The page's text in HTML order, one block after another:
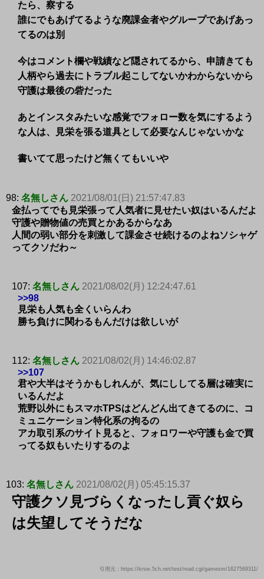
たら、察する
誰にでもあげてるような廃課金者やグループであげあっ
てるのは別
今はコメント欄や戦績など隠されてるから、申請きても
人柄やら過去にトラブル起こしてないかわからないから
守護は最後の砦だった
あとインスタみたいな感覚でフォロー数を気にするよう
な人は、見栄を張る道具として必要なんじゃないかな
書いてて思ったけど無くてもいいや
98: 名無しさん 2021/08/01(日) 21:57:47.83
金払ってでも見栄張って人気者に見せたい奴はいるんだよ
守護や贈物値の売買とかあるからなあ
人間の弱い部分を刺激して課金させ続けるのよねソシャゲ
ってクソだわ～
107: 名無しさん 2021/08/02(月) 12:24:47.61
>>98
見栄も人気も全くいらんわ
勝ち負けに関わるもんだけは欲しいが
112: 名無しさん 2021/08/02(月) 14:46:02.87
>>107
君や大半はそうかもしれんが、気にししてる層は確実に
いるんだよ
荒野以外にもスマホTPSはどんどん出てきてるのに、コ
ミュニケーション特化系の拘るの
アカ取引系のサイト見ると、フォロワーや守護も金で買
ってる奴もいたりするのよ
103: 名無しさん 2021/08/02(月) 05:45:15.37
守護クソ見づらくなったし貢ぐ奴ら
は失望してそうだな
引用元：https://krsw.5ch.net/test/read.cgi/gamesm/1627569311/